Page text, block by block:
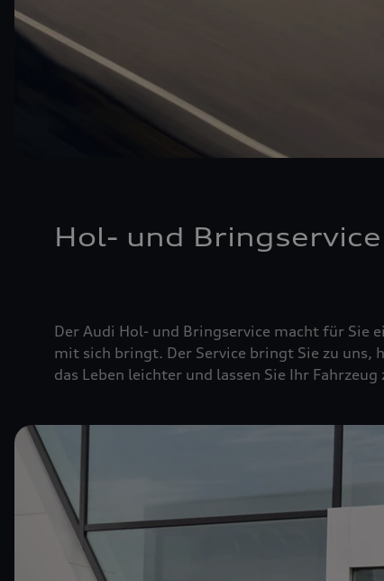
Hol- und Bringservice
Der Audi Hol- und Bringservice macht für
mit sich bringt. Der Service bringt Sie zu uns,
das Leben leichter und lassen Sie Ihr